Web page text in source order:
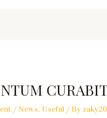
/ News, Useful/ By zaky20